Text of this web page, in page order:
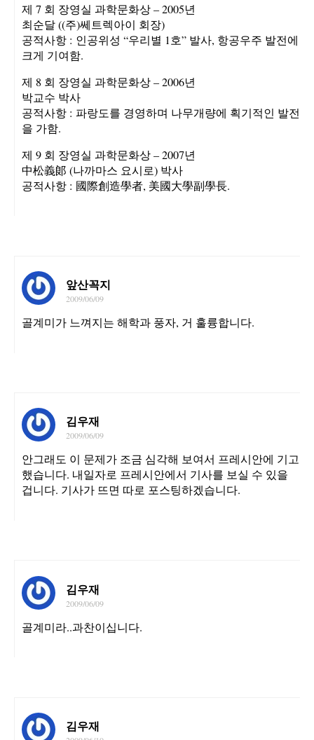
제 7 회 장영실 과학문화상 – 2005년
최순달 ((주)쎄트렉아이 회장)
공적사항 : 인공위성 “우리별 1호” 발사, 항공우주 발전에
크게 기여함.
제 8 회 장영실 과학문화상 – 2006년
박교수 박사
공적사항 : 파랑도를 경영하며 나무개량에 획기적인 발전
을 가함.
제 9 회 장영실 과학문화상 – 2007년
中松義郞 (나까마스 요시로) 박사
공적사항 : 國際創造學者, 美國大學副學長.
앞산꼭지
2009/06/09
골계미가 느껴지는 해학과 풍자, 거 훌륭합니다.
김우재
2009/06/09
안그래도 이 문제가 조금 심각해 보여서 프레시안에 기고
했습니다. 내일자로 프레시안에서 기사를 보실 수 있을
겁니다. 기사가 뜨면 따로 포스팅하겠습니다.
김우재
2009/06/09
골계미라..과찬이십니다.
김우재